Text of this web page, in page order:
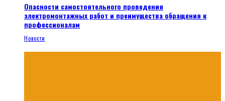
Опасности самостоятельного проведения
электромонтажных работ и преимущества обращения к
профессионалам
Новости